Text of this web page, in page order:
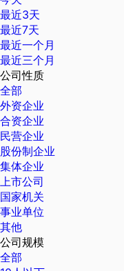
最近3天
最近7天
最近一个月
最近三个月
公司性质
全部
外资企业
合资企业
民营企业
股份制企业
集体企业
上市公司
国家机关
事业单位
其他
公司规模
全部